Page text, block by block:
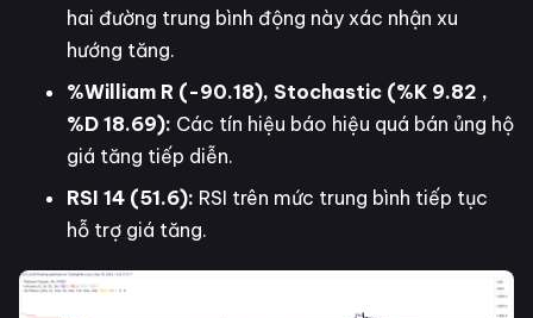
hai đường trung bình động này xác nhận xu
hướng tăng.
%William R (-90.18), Stochastic (%K 9.82 ,
%D 18.69): Các tín hiệu báo hiệu quá bán ủng hộ
giá tăng tiếp diễn.
RSI 14 (51.6): RSI trên mức trung bình tiếp tục
hỗ trợ giá tăng.